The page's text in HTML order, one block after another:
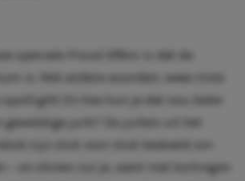
speciale Proud Offers is dat de
is. Met andere woorden: wees trots
spotlight! En hoe kun je dat nou beter
geweldige jurk? De jurken uit het
zijn stuk voor stuk bedoeld om
– en shinen zul je, want met kortingen